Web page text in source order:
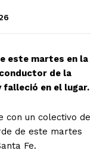
este martes en la
de la
falleció en el lugar.
con un colectivo de
de este martes
Fe.